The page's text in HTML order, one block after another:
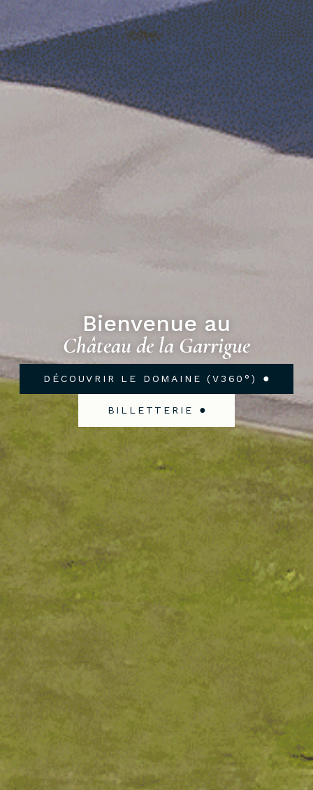
Bienvenue au
Château de la Garrigue
DÉCOUVRIR LE DOMAINE (V360°) ●
BILLETTERIE ●